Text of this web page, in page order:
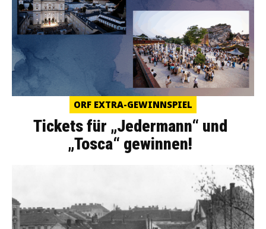
ORF EXTRA-GEWINNSPIEL
Tickets für „Jedermann“ und
„Tosca“ gewinnen!